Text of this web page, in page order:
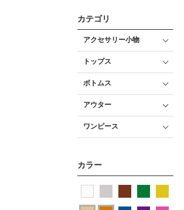
カテゴリ
アクセサリー小物
トップス
ボトムス
アウター
ワンピース
カラー